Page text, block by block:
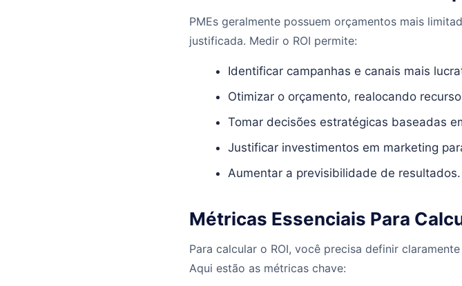
PMEs geralmente possuem orçamentos mais
justificada. Medir o ROI permite:
Identificar campanhas e canais mais
Otimizar o orçamento, realocando
Tomar decisões estratégicas baseadas
Justificar investimentos em marketing
Aumentar a previsibilidade de resultados.
Métricas Essenciais Para
Para calcular o ROI, você precisa definir
Aqui estão as métricas chave: